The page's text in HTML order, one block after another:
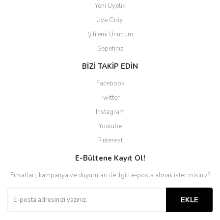
Yeni Üyelik
Üye Girişi
Şifremi Unuttum
Sepetiniz
BİZİ TAKİP EDİN
Facebook
Twitter
Instagram
Youtube
Pinterest
E-Bültene Kayıt Ol!
Fırsatları, kampanya ve duyuruları ile ilgili e-posta almak ister misiniz?
EKLE